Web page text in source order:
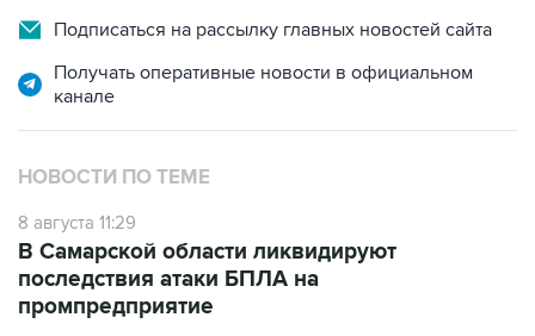
Подписаться на рассылку главных новостей сайта
Получать оперативные новости в официальном
канале
НОВОСТИ ПО ТЕМЕ
8 августа 11:29
В Самарской области ликвидируют
последствия атаки БПЛА на
промпредприятие